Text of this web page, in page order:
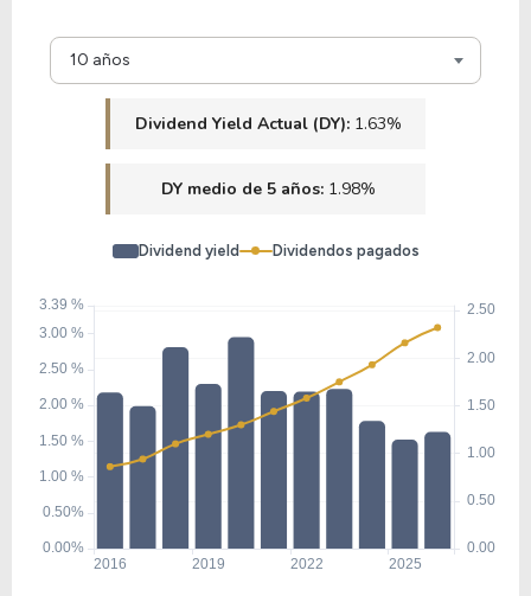
TIPT
1.37%
10 años
Dividend Yield Actual (DY): 1.63%
DY medio de 5 años: 1.98%
Dividend yield Dividendos pagados